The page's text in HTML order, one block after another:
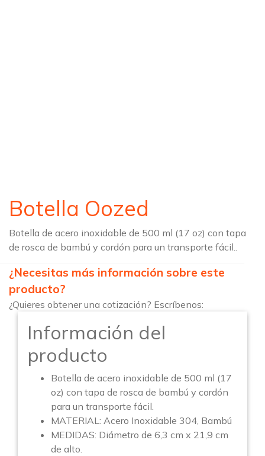
Botella Oozed
Botella de acero inoxidable de 500 ml (17 oz) con tapa
de rosca de bambú y cordón para un transporte fácil..
¿Necesitas más información sobre este
producto?
¿Quieres obtener una cotización? Escríbenos:
Información del
producto
Botella de acero inoxidable de 500 ml (17
oz) con tapa de rosca de bambú y cordón
para un transporte fácil.
MATERIAL: Acero Inoxidable 304, Bambú
MEDIDAS: Diámetro de 6,3 cm x 21,9 cm
de alto.